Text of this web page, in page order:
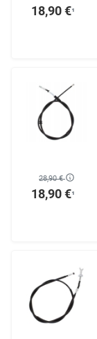
18,90 €¹
28,90 €
18,90 €¹